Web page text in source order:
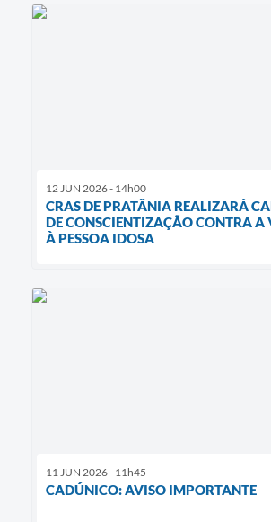
12 JUN 2026 - 14h00
CRAS DE PRATÂNIA REALIZARÁ
DE CONSCIENTIZAÇÃO CONTRA A
À PESSOA IDOSA
11 JUN 2026 - 11h45
CADÚNICO: AVISO IMPORTANTE